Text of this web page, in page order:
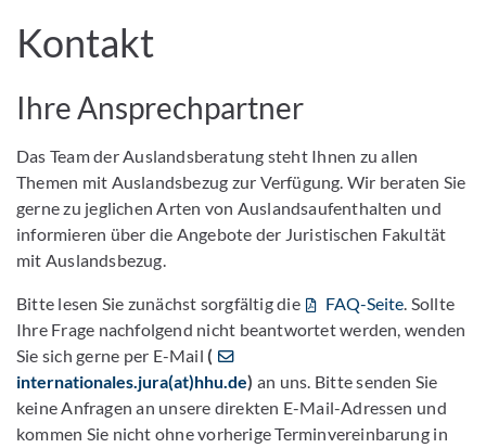
Kontakt
Ihre Ansprechpartner
Das Team der Auslandsberatung steht Ihnen zu allen
Themen mit Auslandsbezug zur Verfügung. Wir beraten Sie
gerne zu jeglichen Arten von Auslandsaufenthalten und
informieren über die Angebote der Juristischen Fakultät
mit Auslandsbezug.
Bitte lesen Sie zunächst sorgfältig die FAQ-Seite. Sollte
Ihre Frage nachfolgend nicht beantwortet werden, wenden
Sie sich gerne per E-Mail(
internationales.jura(at)hhu.de) an uns. Bitte senden Sie
keine Anfragen an unsere direkten E-Mail-Adressen und
kommen Sie nicht ohne vorherige Terminvereinbarung in